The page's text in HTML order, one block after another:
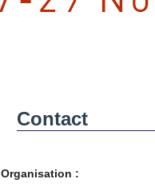
Contact
Organisation :